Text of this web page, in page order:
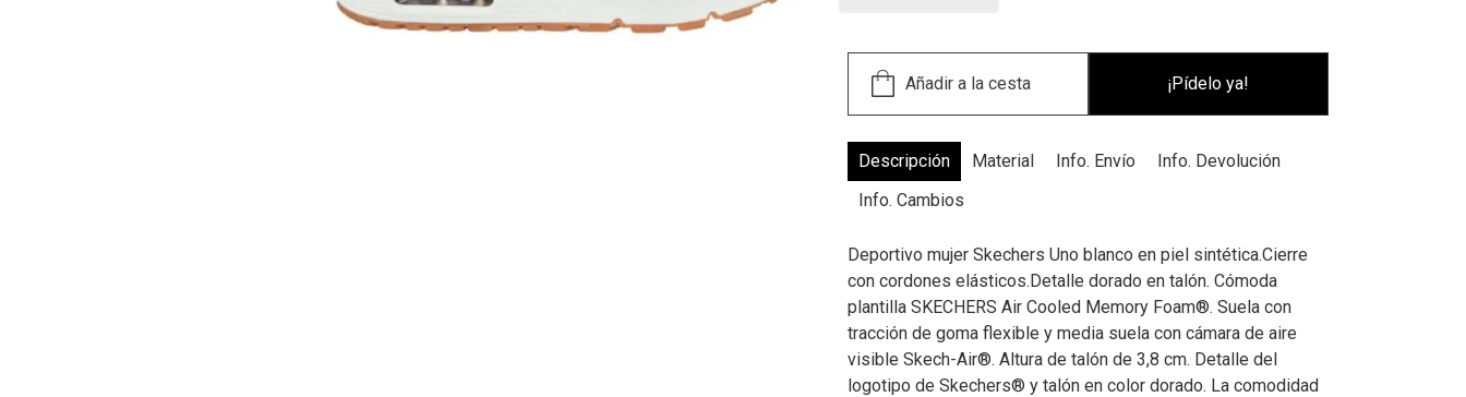
¡Pídelo ya!
Descripción Material Info. Envío
Info. Devolución
Info. Cambios
Deportivo mujer Skechers Uno blanco en piel sintética.Cierre
con cordones elásticos.Detalle dorado en talón. Cómoda
plantilla SKECHERS Air Cooled Memory Foam®. Suela con
tracción de goma flexible y media suela con cámara de aire
visible Skech-Air®. Altura de talón de 3,8 cm. Detalle del
logotipo de Skechers® y talón en color dorado. La comodidad